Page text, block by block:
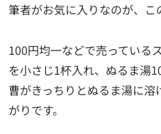
筆者がお気に入りなのが、こ
100円均一などで売っている
を小さじ1杯入れ、ぬるま湯
曹がきっちりとぬるま湯に
がりです。